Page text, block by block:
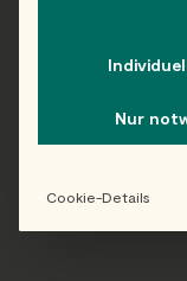
Folge uns
Nur
Cookie-Details